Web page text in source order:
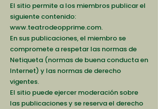
El sitio permite a los miembros publicar el
siguiente contenido:
www.teatrodeopprime.com.
En sus publicaciones, el miembro se
compromete a respetar las normas de
Netiqueta (normas de buena conducta en
Internet) y las normas de derecho
vigentes.
El sitio puede ejercer moderación sobre
las publicaciones y se reserva el derecho